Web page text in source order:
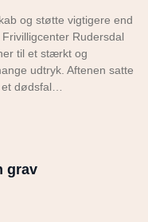
og støtte vigtigere end
Rudersdal
til et stærkt og
udtryk. Aftenen satte
dødsfal…
grav